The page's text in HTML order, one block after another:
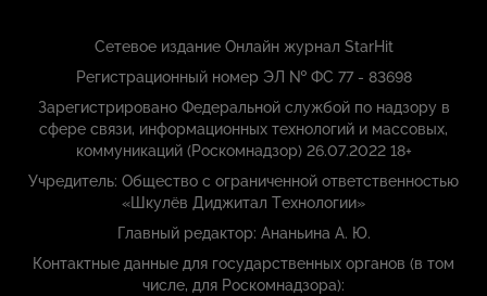
Сетевое издание Онлайн журнал StarHit
Регистрационный номер ЭЛ № ФС 77 - 83698
Зарегистрировано Федеральной службой по надзору в
сфере связи, информационных технологий и массовых,
коммуникаций (Роскомнадзор) 26.07.2022 18+
Учредитель: Общество с ограниченной ответственностью
«Шкулёв Диджитал Технологии»
Главный редактор: Ананьина А. Ю.
Контактные данные для государственных органов (в том
числе, для Роскомнадзора):